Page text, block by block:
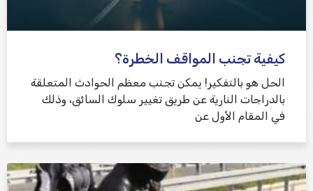
كيفية تجنب المواقف الخطرة؟
الحل هو بالتفكير! يمكن تجنب معظم الحوادث المتعلقة
بالدراجات النارية عن طريق تغيير سلوك السائق، وذلك
في المقام الأول عن